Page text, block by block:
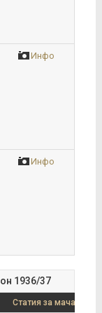
Инфо
Инфо
1936/37
Статия за мача